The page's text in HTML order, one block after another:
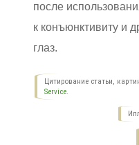
после
к конъюнктивиту и
глаз.
Цитирование статьи,
Service.